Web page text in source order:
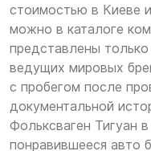
стоимостью в Киеве
можно в каталоге
представлены
ведущих мировых
с пробегом после
документальной
Фольксваген Тигуан
понравившееся авто